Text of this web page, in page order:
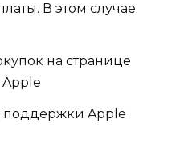
В этом случае:
на странице
Apple
поддержки Apple